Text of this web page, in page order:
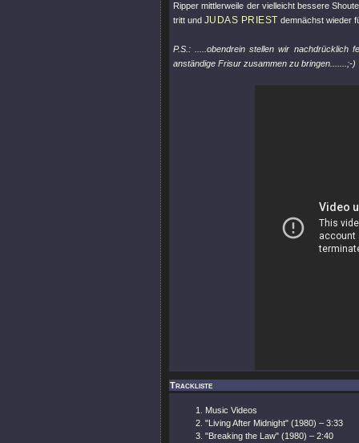
Ripper mittlerweile der vielleicht bessere
tritt und JUDAS PRIEST demnächst wieder
P.S.: .....obendrein stellen wir
anständige Frisur zusammen zu bringen.......;-)
Trackliste
Music Videos
"Living After Midnight" (1980) – 3:33
"Breaking the Law" (1980) – 2:40